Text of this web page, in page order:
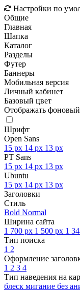
Настройки по
Общие
Главная
Шапка
Каталог
Разделы
Футер
Баннеры
Мобильная версия
Личный кабинет
Базовый цвет
Отображать
Шрифт
Open Sans
15 px 14 px 13 px
PT Sans
15 px 14 px 13 px
Ubuntu
15 px 14 px 13 px
Заголовки
Стиль
Bold Normal
Ширина сайта
1 700 px 1 500 px 1
Тип поиска
1 2
Оформление
1 2 3 4
Тип наведения на
блеск мигание без